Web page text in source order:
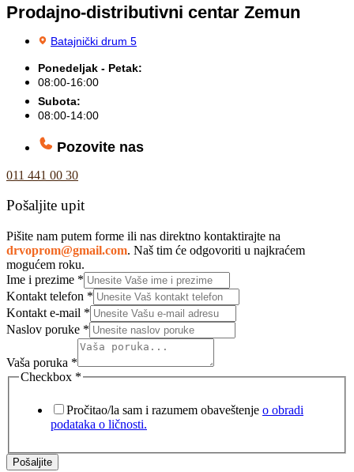
Prodajno-distributivni centar Zemun
Batajnički drum 5
Ponedeljak - Petak:
08:00-16:00
Subota:
08:00-14:00
Pozovite nas
011 441 00 30
Pošaljite upit
Pišite nam putem forme ili nas direktno kontaktirajte na
drvoprom@gmail.com. Naš tim će odgovoriti u najkraćem
mogućem roku.
Ime i prezime *
Kontakt telefon *
Kontakt e-mail *
Naslov poruke *
Vaša poruka *
Checkbox *
Pročitao/la sam i razumem obaveštenje o obradi
podataka o ličnosti.
Pošaljite